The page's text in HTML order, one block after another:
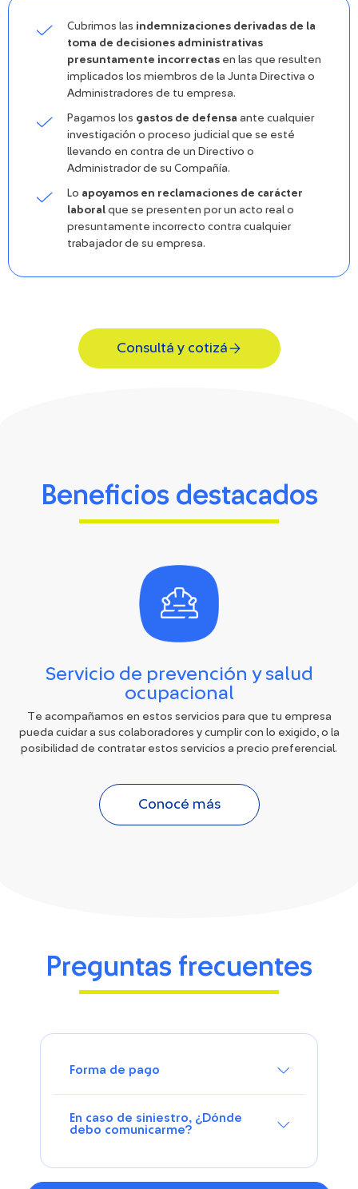
Cubrimos las indemnizaciones derivadas de la
toma de decisiones administrativas
presuntamente incorrectasen las que resulten
implicados los miembros de la Junta Directiva o
Administradores de tu empresa.
Pagamos los gastos de defensa ante cualquier
investigación o proceso judicial que se esté
llevando en contra de un Directivo o
Administrador de su Compañía.
Lo apoyamos en reclamaciones de carácter
laboral que se presenten por un acto real o
presuntamente incorrecto contra cualquier
trabajador de su empresa.
Consultá y cotizá
Servicio de prevención y salud
ocupacional
Te acompañamos en estos servicios para que tu empresa
pueda cuidar a sus colaboradores y cumplir con lo exigido, o la
posibilidad de contratar estos servicios a precio preferencial.
Conocé más
Beneficios destacados
Preguntas frecuentes
Forma de pago
En caso de siniestro, ¿Dónde
debo comunicarme?